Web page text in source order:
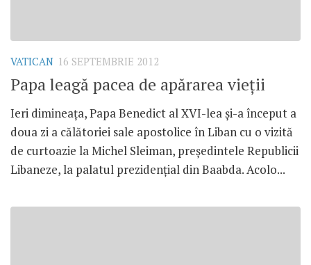
VATICAN 16 SEPTEMBRIE 2012
Papa leagă pacea de apărarea vieţii
Ieri dimineaţa, Papa Benedict al XVI-lea şi-a început a
doua zi a călătoriei sale apostolice în Liban cu o vizită
de curtoazie la Michel Sleiman, preşedintele Republicii
Libaneze, la palatul prezidenţial din Baabda. Acolo...